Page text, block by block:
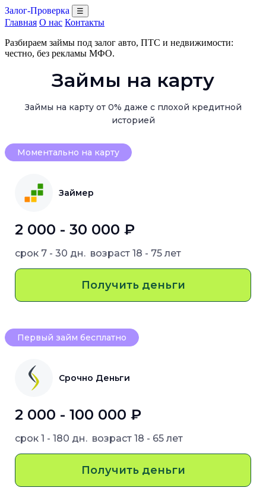
Залог-Проверка ☰
Главная О нас Контакты
Разбираем займы под залог авто, ПТС и недвижимости:
честно, без рекламы МФО.
Займы на карту
Займы на карту от 0% даже с плохой кредитной
историей
Моментально на карту
Займер
2 000 - 30 000 ₽
срок 7 - 30 дн. возраст 18 - 75 лет
Получить деньги
Первый займ бесплатно
Срочно Деньги
2 000 - 100 000 ₽
срок 1 - 180 дн. возраст 18 - 65 лет
Получить деньги